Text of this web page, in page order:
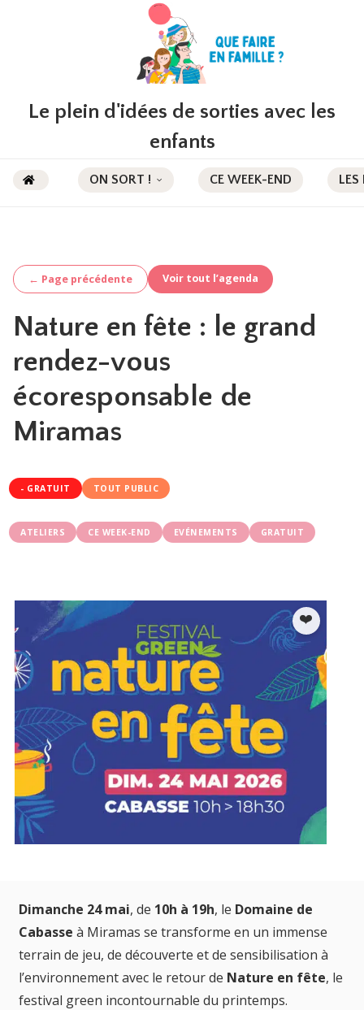
Le plein d'idées de sorties avec les
enfants
ON SORT ! CE WEEK-END LES
← Page précédente Voir tout l’agenda
Nature en fête : le grand
rendez-vous
écoresponsable de
Miramas
- GRATUIT TOUT PUBLIC
ATELIERS CE WEEK-END EVÉNEMENTS GRATUIT
Dimanche 24 mai, de 10h à 19h, le Domaine de
Cabasse à Miramas se transforme en un immense
terrain de jeu, de découverte et de sensibilisation à
l’environnement avec le retour de Nature en fête, le
festival green incontournable du printemps.